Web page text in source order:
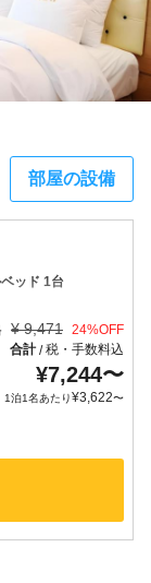
部屋の設備
ッド 1台
¥ 9,471 24%OFF
合計/税・手数料込
¥7,244〜
1泊1名あたり¥3,622〜